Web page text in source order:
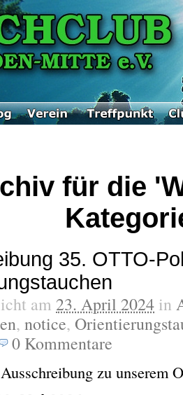
für die
35. OTTO-
am 23. April 2024 in
, notice,
0 Kommentare
zu unserem